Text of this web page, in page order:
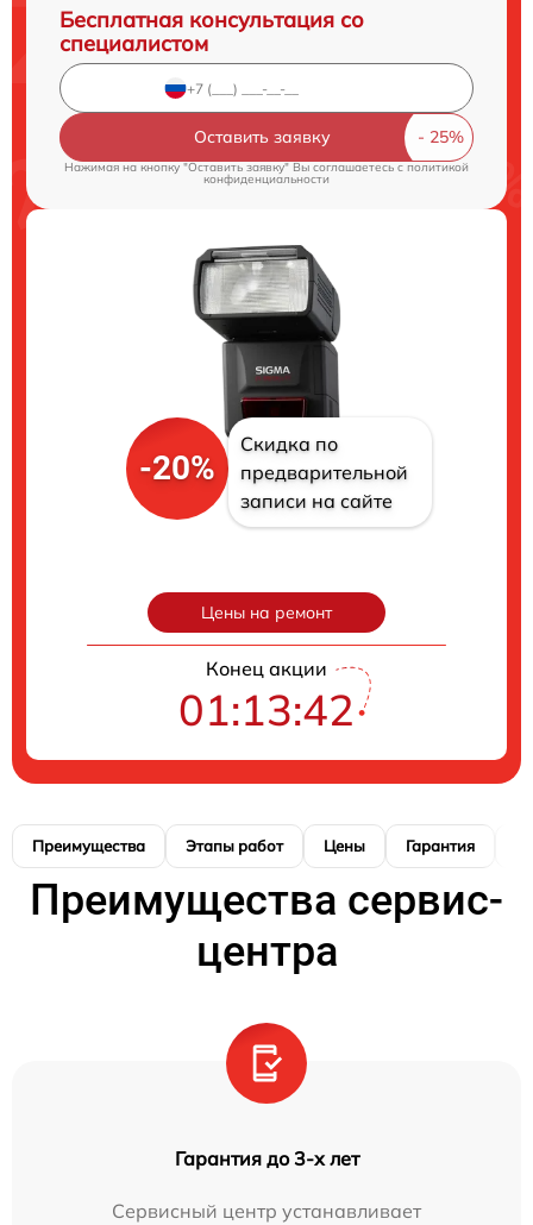
Бесплатная консультация со
специалистом
Оставить заявку
Нажимая на кнопку "Оставить заявку" Вы соглашаетесь c политикой
конфиденциальности
-20%
Скидка по
предварительной
записи на сайте
Цены на ремонт
Конец акции
01:13:41
Преимущества Этапы работ Цены Гарантия
Преимущества сервис-
центра
Гарантия до 3-х лет
Сервисный центр устанавливает